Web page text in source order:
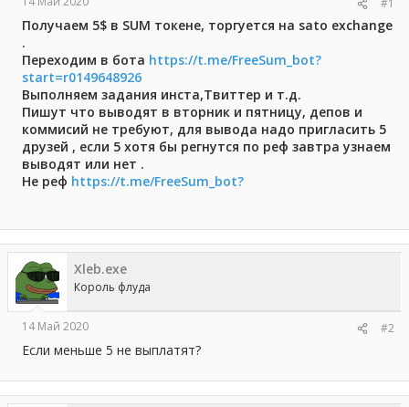
ы
л
Получаем 5$ в SUM токене, торгуется на sato exchange
.
Переходим в бота https://t.me/FreeSum_bot?
start=r0149648926
Выполняем задания инста,Твиттер и т.д.
Пишут что выводят в вторник и пятницу, депов и
коммисий не требуют, для вывода надо пригласить 5
друзей , если 5 хотя бы регнутся по реф завтра узнаем
выводят или нет .
Не реф https://t.me/FreeSum_bot?
Xleb.exe
Король флуда
14 Май 2020 #2
Если меньше 5 не выплатят?